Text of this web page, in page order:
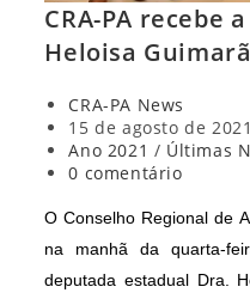
CRA-PA recebe
Heloisa
Autor
do
post:
CRA-PA News
Post
publicado:
15 de agosto de 2021
Categoria
do
Ano 2021 / Últimas
Comentários
post:
0 comentário
O Conselho Regional de
na manhã da quarta-
deputada estadual Dra.